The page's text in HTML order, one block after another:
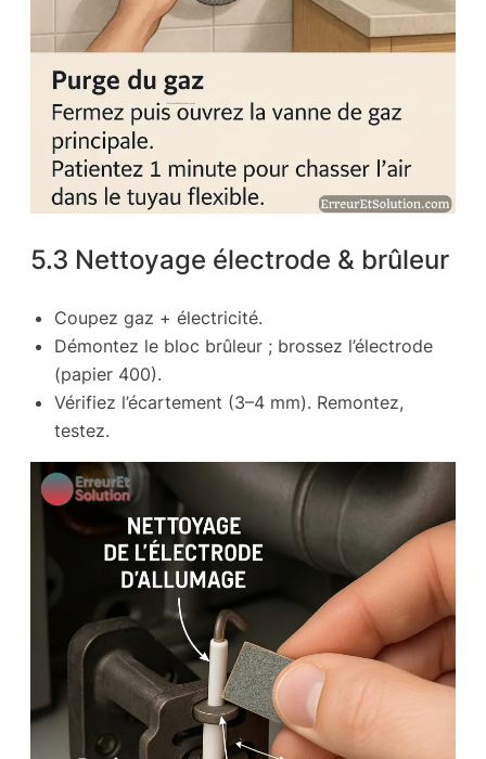
5.3 Nettoyage électrode & brûleur
Coupez gaz + électricité.
Démontez le bloc brûleur ; brossez l’électrode
(papier 400).
Vérifiez l’écartement (3–4 mm). Remontez,
testez.